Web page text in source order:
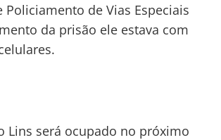
Policiamento de Vias Especiais
da prisão ele estava com
Lins será ocupado no próximo